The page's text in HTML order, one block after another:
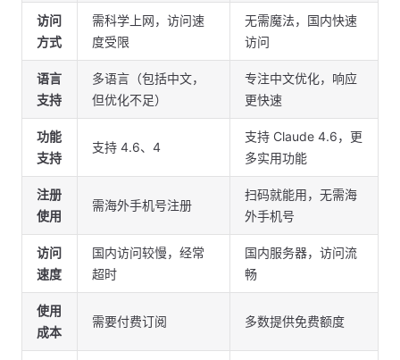
访问
方式
需科学上网，访问速
度受限
无需魔法，国内快速
访问
语言
支持
多语言（包括中文，
但优化不足）
专注中文优化，响应
更快速
功能
支持
支持 4.6、4
支持 Claude 4.6，更
多实用功能
注册
使用
需海外手机号注册
扫码就能用，无需海
外手机号
访问
速度
国内访问较慢，经常
超时
国内服务器，访问流
畅
使用
成本
需要付费订阅 多数提供免费额度